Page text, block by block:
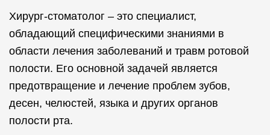
Хирург-стоматолог – это специалист,
обладающий специфическими знаниями в
области лечения заболеваний и травм ротовой
полости. Его основной задачей является
предотвращение и лечение проблем зубов,
десен, челюстей, языка и других органов
полости рта.